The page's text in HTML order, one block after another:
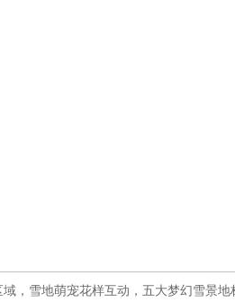
，雪地萌宠花样互动，五大梦幻雪景地